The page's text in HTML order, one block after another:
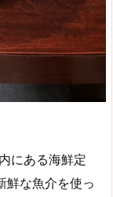
にある海鮮定
鮮な魚介を使っ